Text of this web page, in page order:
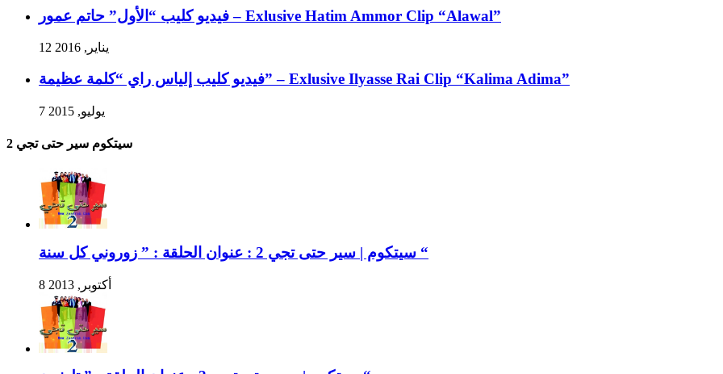
فيديو كليب “الأول” حاتم عمور – Exlusive Hatim Ammor Clip “Alawal”
12 يناير, 2016
فيديو كليب إلياس راي “كلمة عظيمة” – Exlusive Ilyasse Rai Clip “Kalima Adima”
7 يوليو, 2015
سيتكوم سير حتى تجي 2
سيتكوم | سير حتى تجي 2 : عنوان الحلقة : ” زوروني كل سنة “
8 أكتوبر, 2013